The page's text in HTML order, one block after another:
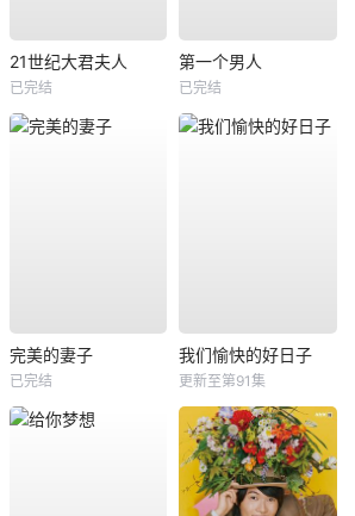
21世纪大君夫人
已完结
第一个男人
已完结
完美的妻子
已完结
我们愉快的好日子
更新至第91集